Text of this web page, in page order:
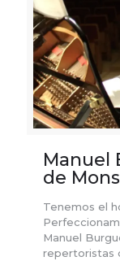
Manuel
de
Tenemos el
Manuel
repertoristas